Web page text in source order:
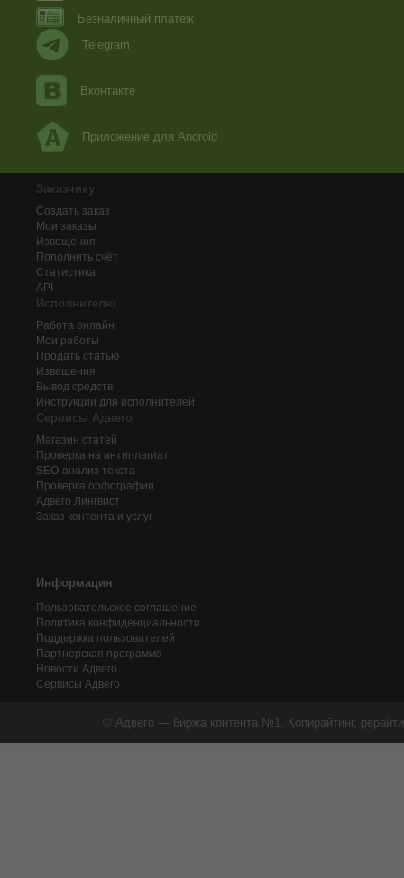
Безналичный платеж
Telegram
Вконтакте
Приложение для Android
Заказчику
Создать заказ
Мои заказы
Извещения
Пополнить счёт
Статистика
API
Исполнителю
Работа онлайн
Мои работы
Продать статью
Извещения
Вывод средств
Инструкции для исполнителей
Сервисы Адвего
Магазин статей
Проверка на антиплагиат
SEO-анализ текста
Проверка орфографии
Адвего Лингвист
Заказ контента и услуг
Информация
Пользовательское соглашение
Политика конфиденциальности
Поддержка пользователей
Партнерская программа
Новости Адвего
Сервисы Адвего
© Адвего — биржа контента №1. Копирайтинг,